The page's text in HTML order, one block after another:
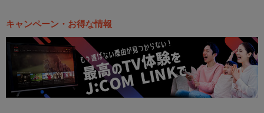
キャンペーン・お得な情報